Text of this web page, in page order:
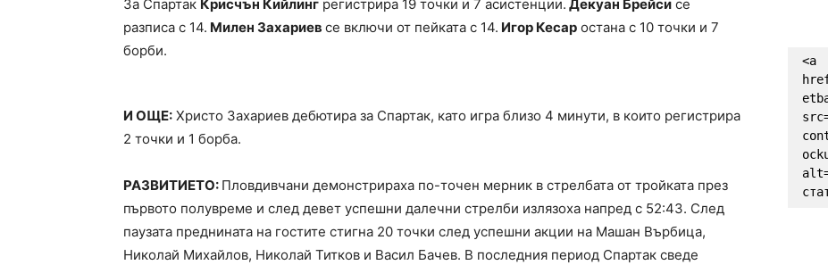
За Спартак Крисчън Кийлинг регистрира 19 точки и 7 асистенции. Декуан Брейси се
разписа с 14. Милен Захариев се включи от пейката с 14. Игор Кесар остана с 10 точки и 7
борби.
И ОЩЕ: Христо Захариев дебютира за Спартак, като игра близо 4 минути, в които регистрира
2 точки и 1 борба.
РАЗВИТИЕТО: Пловдивчани демонстрираха по-точен мерник в стрелбата от тройката през
първото полувреме и след девет успешни далечни стрелби излязоха напред с 52:43. След
паузата преднината на гостите стигна 20 точки след успешни акции на Машан Върбица,
Николай Михайлов, Николай Титков и Васил Бачев. В последния период Спартак сведе
<a